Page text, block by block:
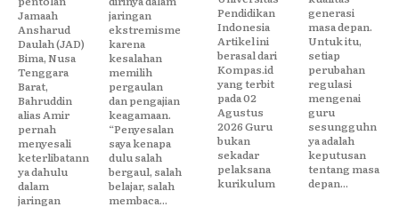
Jamaah
Ansharud
Daulah (JAD)
Bima, Nusa
Tenggara
Barat,
Bahruddin
alias Amir
pernah
menyesali
keterlibatann
ya dahulu
dalam
jaringan
jaringan
ekstremisme
karena
kesalahan
memilih
pergaulan
dan pengajian
keagamaan.
“Penyesalan
saya kenapa
dulu salah
bergaul, salah
belajar, salah
membaca...
Pendidikan
Indonesia
Artikel ini
berasal dari
Kompas.id
yang terbit
pada 02
Agustus
2026 Guru
bukan
sekadar
pelaksana
kurikulum
generasi
masa depan.
Untuk itu,
setiap
perubahan
regulasi
mengenai
guru
sesungguhn
ya adalah
keputusan
tentang masa
depan...